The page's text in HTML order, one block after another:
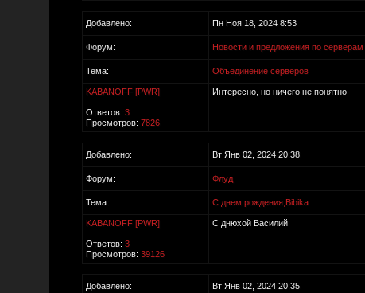
Добавлено: Пн Ноя 18, 2024 8:53
Форум: Новости и предложения по серверам
Тема: Объединение серверов
KABANOFF [PWR]
Ответов: 3
Просмотров: 7826
Интересно, но ничего не понятно
Добавлено: Вт Янв 02, 2024 20:38
Форум: Флуд
Тема: С днем рождения,Bibika
KABANOFF [PWR]
Ответов: 3
Просмотров: 39126
С днюхой Василий
Добавлено: Вт Янв 02, 2024 20:35